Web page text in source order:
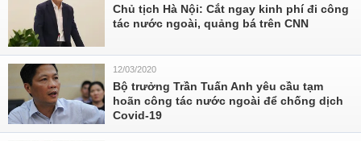
Chủ tịch Hà Nội: Cắt ngay kinh phí đi công
tác nước ngoài, quảng bá trên CNN
12/03/2020
Bộ trưởng Trần Tuấn Anh yêu cầu tạm
hoãn công tác nước ngoài để chống dịch
Covid-19